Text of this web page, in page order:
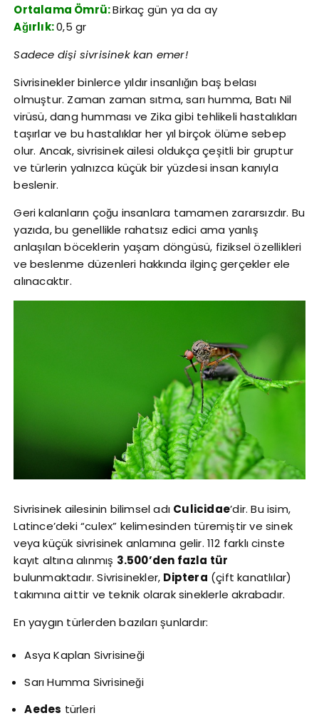
Ortalama Ömrü:Birkaç gün ya da ay
Ağırlık:0,5 gr
Sadece dişi sivrisinek kan emer!
Sivrisinekler binlerce yıldır insanlığın baş belası
olmuştur. Zaman zaman sıtma, sarı humma, Batı Nil
virüsü, dang humması ve Zika gibi tehlikeli hastalıkları
taşırlar ve bu hastalıklar her yıl birçok ölüme sebep
olur. Ancak, sivrisinek ailesi oldukça çeşitli bir gruptur
ve türlerin yalnızca küçük bir yüzdesi insan kanıyla
beslenir.
Geri kalanların çoğu insanlara tamamen zararsızdır. Bu
yazıda, bu genellikle rahatsız edici ama yanlış
anlaşılan böceklerin yaşam döngüsü, fiziksel özellikleri
ve beslenme düzenleri hakkında ilginç gerçekler ele
alınacaktır.
Sivrisinek ailesinin bilimsel adı Culicidae’dir. Bu isim,
Latince’deki “culex” kelimesinden türemiştir ve sinek
veya küçük sivrisinek anlamına gelir. 112 farklı cinste
kayıt altına alınmış 3.500’den fazla tür
bulunmaktadır. Sivrisinekler, Diptera (çift kanatlılar)
takımına aittir ve teknik olarak sineklerle akrabadır.
En yaygın türlerden bazıları şunlardır:
Asya Kaplan Sivrisineği
Sarı Humma Sivrisineği
Aedes türleri